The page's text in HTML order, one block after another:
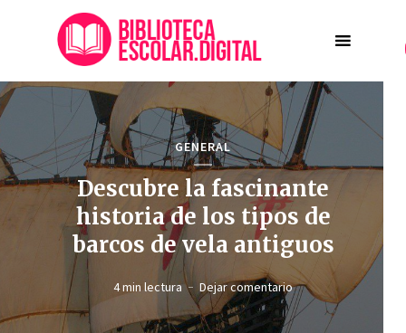
GENERAL
Descubre la fascinante
historia de los tipos de
barcos de vela antiguos
4 min lectura Dejar comentario